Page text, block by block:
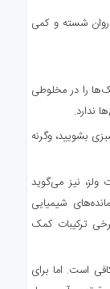
شسته و کمی
را در مخلوطی
ندارد.
بشویید، وگرنه
ولز، نیز می‌گوید
شیمیایی
ترکیبات کمک
است. اما برای